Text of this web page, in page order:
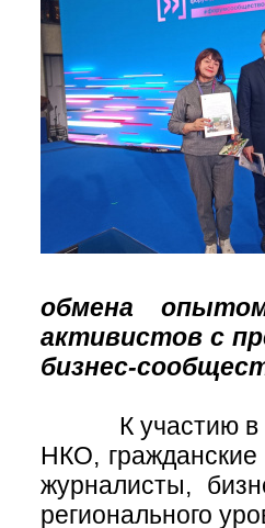
обмена
активистов с
бизнес-
К участию в
НКО,
журналисты,
регионального